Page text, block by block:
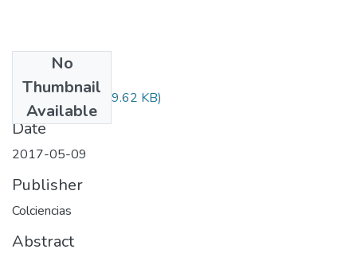
No
Thumbnail
Available
Audiovisual.pdf(29.62 KB)
Date
2017-05-09
Publisher
Colciencias
Abstract